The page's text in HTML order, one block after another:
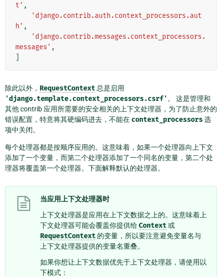
t' ,
'django.contrib.auth.context_processors.aut
h' ,
'django.contrib.messages.context_processors.
messages' ,
除此以外， RequestContext 总是启用
'django.template.context_processors.csrf' 。 这是管理和
其他 contrib 应用所需要的安全相关的上下文处理器，为了防止意外的
错误配置，特意将其硬编码进去，不能在 context_processors选
项中关闭。
每个处理器都是按顺序应用的。这意味着，如果一个处理器向上下文
添加了一个变量，而第二个处理器添加了一个同名的变量，第二个处
理器将覆盖第一个处理器。下面解释默认的处理器。
当应用上下文处理器时
上下文处理器是应用在上下文数据之上的。这意味着上
下文处理器可能会覆盖你提供给Context或
RequestContext 的变量，所以要注意避免变量名与
上下文处理器提供的变量名重叠。
如果你想让上下文数据优先于上下文处理器，请使用以
下模式：